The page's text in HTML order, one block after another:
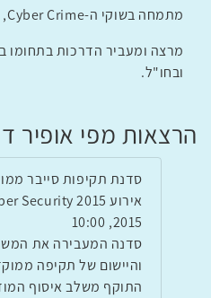
מתמחה בשוקי ה-Cyber Crime, סייבר טרור ומודיעין עסקי.
מרצה ומעביר הדרכות בתחומו
ובחו"ל.
הרצאות מפי אופיר
סדנת תקיפות סייבר
2015, 10:00
סדנה המעבירה את
והיישום של תקיפה
התוקף משלב איסוף